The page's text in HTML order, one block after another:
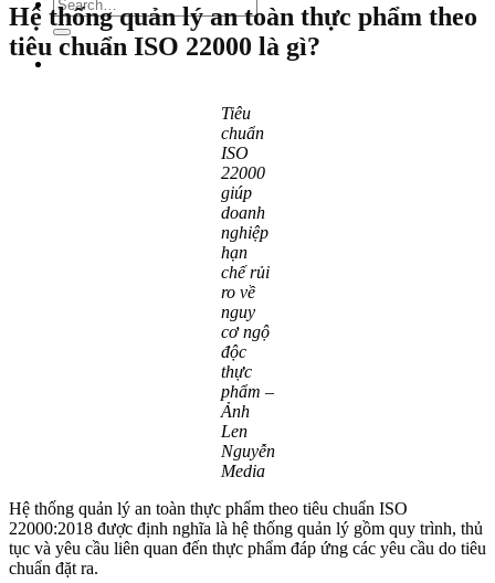
Hệ thống quản lý an toàn thực phẩm theo
tiêu chuẩn ISO 22000 là gì?
Tiêu
chuẩn
ISO
22000
giúp
doanh
nghiệp
hạn
chế rủi
ro về
nguy
cơ ngộ
độc
thực
phẩm –
Ảnh
Len
Nguyễn
Media
Hệ thống quản lý an toàn thực phẩm theo tiêu chuẩn ISO
22000:2018 được định nghĩa là hệ thống quản lý gồm quy trình, thủ
tục và yêu cầu liên quan đến thực phẩm đáp ứng các yêu cầu do tiêu
chuẩn đặt ra.